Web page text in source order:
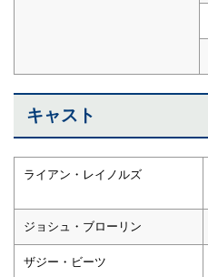
キャスト
ライアン・レイノルズ
ジョシュ・ブローリン
ザジー・ビーツ